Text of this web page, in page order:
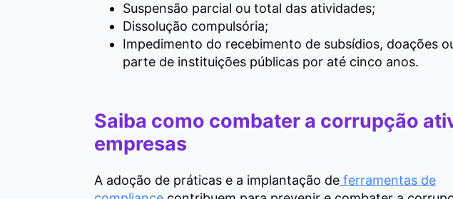
Suspensão parcial ou total das atividades;
Dissolução compulsória;
Impedimento do recebimento de subsídios, doações
parte de instituições públicas por até cinco anos.
Saiba como combater a corrupção
empresas
A adoção de práticas e a implantação de ferramentas de